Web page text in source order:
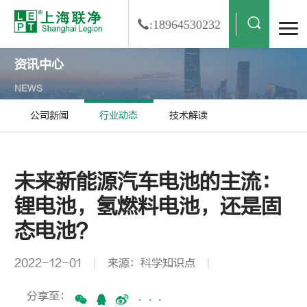
:18964530232
资讯中心
NEWS
公司新闻 行业动态 技术解读
未来新能源汽车电池的主流：
锂电池，氢燃料电池，还是固
态电池？
2022-12-01 来源：科学知识点
分享至： ···